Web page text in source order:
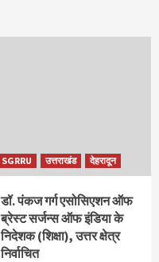
SGRRU उत्तराखंड देहरादून
डॉ. पंकज गर्ग एसोसिएशन ऑफ
ब्रेस्ट सर्जन्स ऑफ इंडिया के
निदेशक (शिक्षा), उत्तर क्षेत्र
निर्वाचित